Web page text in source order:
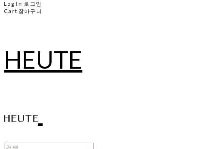
Log In 로그인
Cart 장바구니
HEUTE